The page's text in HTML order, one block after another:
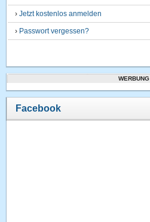
›Jetzt kostenlos anmelden
› Passwort vergessen?
WERBUNG
Facebook